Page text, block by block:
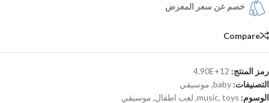
خصم عن سعر المعرض
Compare
رمز المنتج: 4.90E+12
التصنيفات: baby
, موسيقي
الوسوم:
music, toys
, لعب اطفال, موسيقي